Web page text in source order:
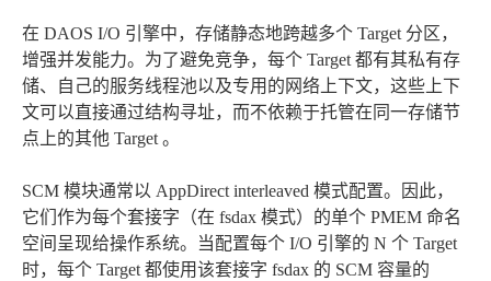
在 DAOS I/O 引擎中，存储静态地跨越多个 Target 分区，
增强并发能力。为了避免竞争，每个 Target 都有其私有存
储、自己的服务线程池以及专用的网络上下文，这些上下
文可以直接通过结构寻址，而不依赖于托管在同一存储节
点上的其他 Target 。
SCM 模块通常以 AppDirect interleaved 模式配置。因此，
它们作为每个套接字（在 fsdax 模式）的单个 PMEM 命名
空间呈现给操作系统。当配置每个 I/O 引擎的 N 个 Target
时，每个 Target 都使用该套接字 fsdax 的 SCM 容量的